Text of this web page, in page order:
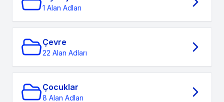
1 Alan Adları
Çevre
22 Alan Adları
Çocuklar
8 Alan Adları